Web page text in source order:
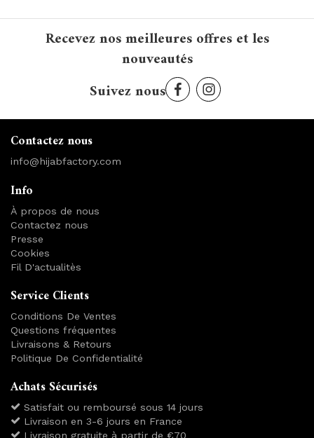
Recevez nos meilleures offres et les
nouveautés
Suivez nous
Contactez nous
info@hijabfactory.com
Info
À propos de nous
Contactez nous
Presse
Cookies
Fil D'actualitès
Service Clients
Conditions De Ventes
Questions fréquentes
Livraisons & Retours
Politique De Confidentialité
Achats Sécurisés
Satisfait ou remboursé sous 14 jours
Livraison en 3-6 jours en France
Livraison gratuite à partir de €70